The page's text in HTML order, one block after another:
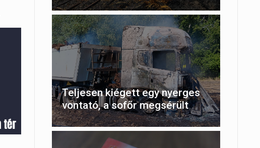
Teljesen kiégett egy nyerges
vontató, a sofőr megsérült